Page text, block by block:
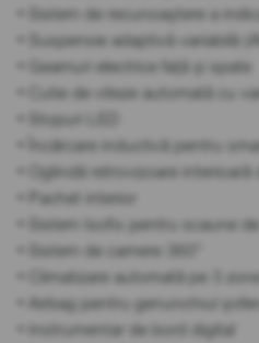
• Sistem de recunoaștere a
• Suspensie adaptivă variabilă
• Geamuri electrice față și spate
• Cutie de viteze automată cu
• Stopuri LED
• Încărcare inductivă pentru
• Oglindă retrovizoare interioară
• Pachet interior
• Sistem Isofix pentru scaune
• Sistem de camere 360°
• Climatizare automată pe 3 zone
• Airbag pentru genunchiul
• Instrumentar de bord digital